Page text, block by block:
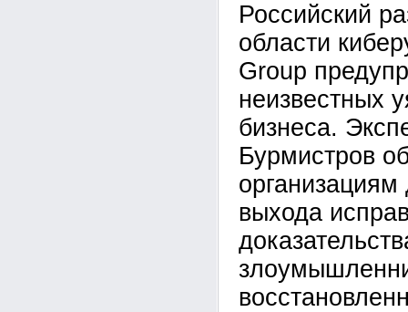
Российский
области
Group
неизвестных
бизнеса.
Бурмистров
организациям
выхода